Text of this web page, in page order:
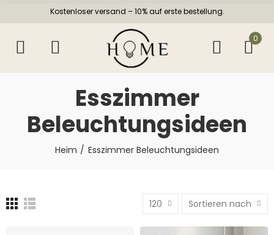
Kostenloser versand – 10% auf erste bestellung.
0
Esszimmer
Beleuchtungsideen
Heim Esszimmer Beleuchtungsideen
120 Sortieren nach